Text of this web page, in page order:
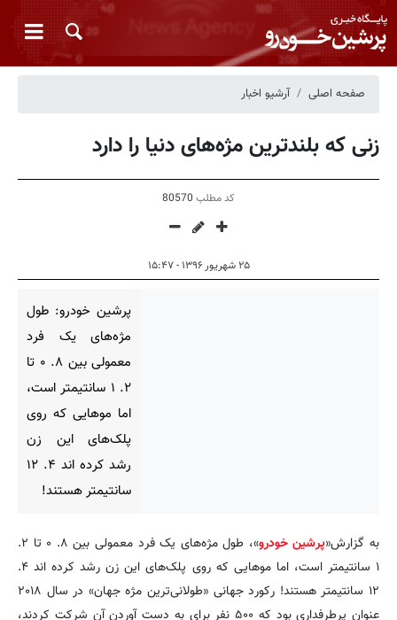
صفحه اصلی آرشیو اخبار
زنی که بلندترین مژه‌های دنیا را دارد
کد مطلب 80570
۲۵ شهریور ۱۳۹۶ - ۱۵:۴۷
پرشین خودرو: طول
مژه‌های یک فرد
معمولی بین ۸. ۰ تا
۲. ۱ سانتیمتر است،
اما موهایی که روی
پلک‌های این زن
رشد کرده اند ۴. ۱۲
سانتیمتر هستند!
به گزارش«پرشین خودرو
»، طول مژه‌های یک فرد معمولی بین ۸. ۰ تا ۲.
۱ سانتیمتر است، اما موهایی که روی پلک‌های این زن رشد کرده اند ۴.
۱۲ سانتیمتر هستند! رکورد جهانی «طولانی‌ترین مژه جهان» در سال ۲۰۱۸
عنوان پرطرفداری بود که ۵۰۰ نفر برای به دست آوردن آن شرکت کردند،